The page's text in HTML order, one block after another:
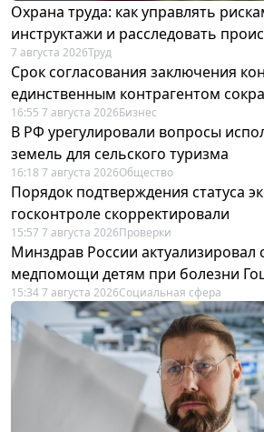
Охрана труда: как управлять
инструктажи и расследовать
7 августа 2026Труд
Срок согласования заключения
единственным контрагентом
16:55 7 августа 2026Бизнес
В РФ урегулировали вопросы
земель для сельского туризма
16:18 7 августа 2026Общество
Порядок подтверждения статуса
госконтроле скорректировали
15:57 7 августа 2026Проверки
Минздрав России актуализировал
медпомощи детям при болезни
15:34 7 августа 2026Социальная сфера